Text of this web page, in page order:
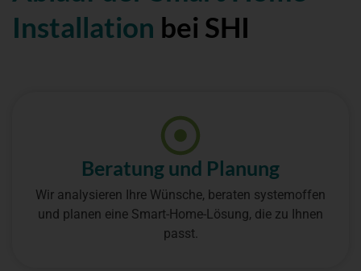
Installation bei SHI
Beratung und Planung
Wir analysieren Ihre Wünsche, beraten systemoffen
und planen eine Smart-Home-Lösung, die zu Ihnen
passt.